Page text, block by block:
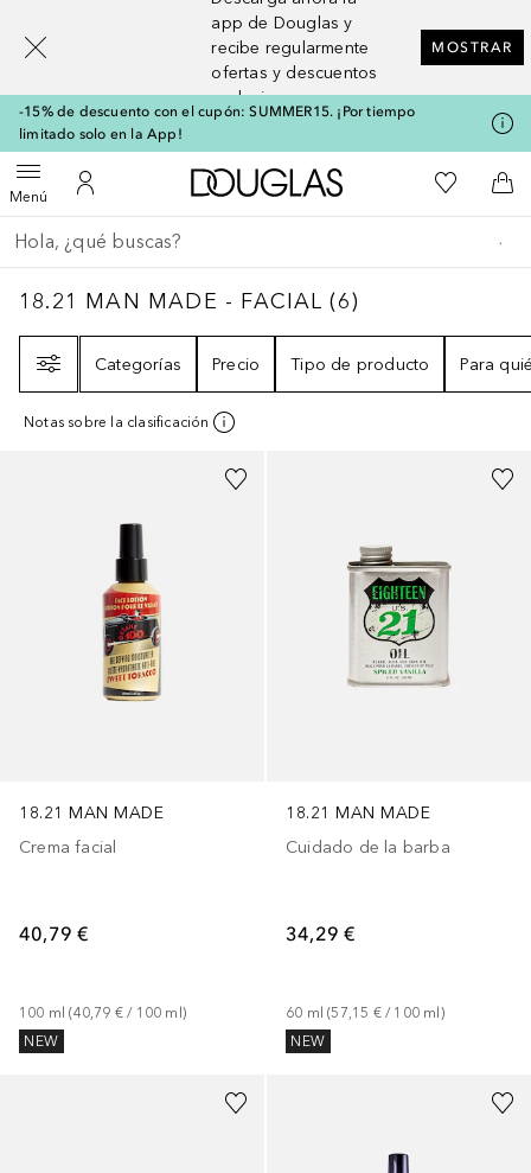
app de Douglas y
recibe regularmente
ofertas y descuentos
exclusivos
MOSTRAR
-15% de descuento con el cupón: SUMMER15. ¡Por tiempo
limitado solo en la App!
MenúAbrir menúMi cuenta
A Douglas HomeMi lista de
A
Regresar
Ejecutar búsqueda
18.21 MAN MADE - FACIAL6
18.21 MAN MADE - FACIAL (6)
Categorías
Precio Tipo de producto Para
Notas sobre la clasificación
18.21 MAN MADE
Crema facial
40,79 €
100 ml (40,79 € / 100 ml )
NEW
18.21 MAN MADE
Cuidado de la barba
34,29 €
60 ml (57,15 € / 100 ml )
NEW
[navigation.slideout.screenreader]